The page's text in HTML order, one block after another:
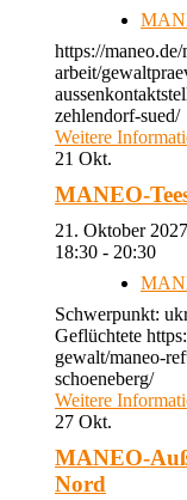
https://maneo.de/
arbeit/
zehlendorf-sued/
Weitere
21 Okt.
MANEO-
21. Oktober
18:30 - 20:30
Schwerpunkt:
Geflüchtete
gewalt/maneo-
schoeneberg/
Weitere
27 Okt.
MANEO-
Nord